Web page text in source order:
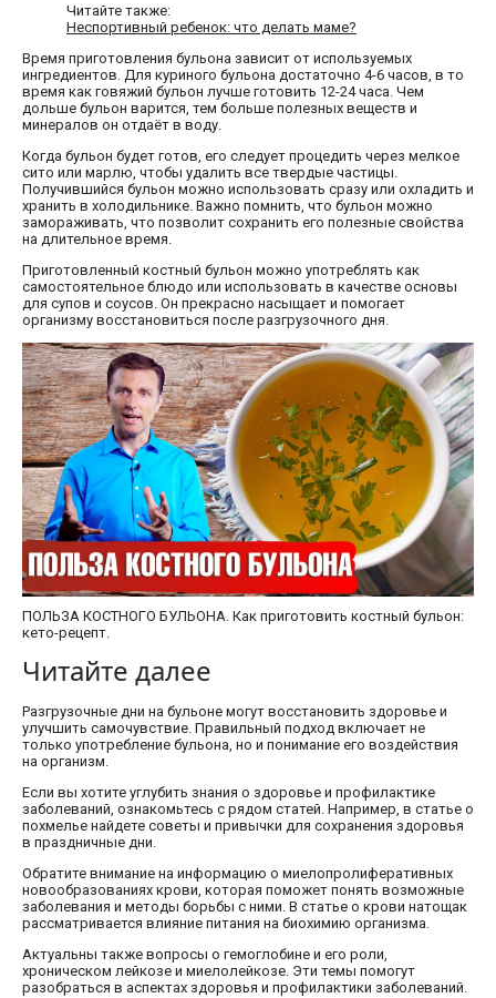
Читайте также:
Неспортивный ребенок: что делать маме?
Время приготовления бульона зависит от используемых
ингредиентов. Для куриного бульона достаточно 4-6 часов, в то
время как говяжий бульон лучше готовить 12-24 часа. Чем
дольше бульон варится, тем больше полезных веществ и
минералов он отдаёт в воду.
Когда бульон будет готов, его следует процедить через мелкое
сито или марлю, чтобы удалить все твердые частицы.
Получившийся бульон можно использовать сразу или охладить и
хранить в холодильнике. Важно помнить, что бульон можно
замораживать, что позволит сохранить его полезные свойства
на длительное время.
Приготовленный костный бульон можно употреблять как
самостоятельное блюдо или использовать в качестве основы
для супов и соусов. Он прекрасно насыщает и помогает
организму восстановиться после разгрузочного дня.
ПОЛЬЗА КОСТНОГО БУЛЬОНА. Как приготовить костный бульон:
кето-рецепт.
Читайте далее
Разгрузочные дни на бульоне могут восстановить здоровье и
улучшить самочувствие. Правильный подход включает не
только употребление бульона, но и понимание его воздействия
на организм.
Если вы хотите углубить знания о здоровье и профилактике
заболеваний, ознакомьтесь с рядом статей. Например, в статье о
похмелье найдете советы и привычки для сохранения здоровья
в праздничные дни.
Обратите внимание на информацию о миелопролиферативных
новообразованиях крови, которая поможет понять возможные
заболевания и методы борьбы с ними. В статье о крови натощак
рассматривается влияние питания на биохимию организма.
Актуальны также вопросы о гемоглобине и его роли,
хроническом лейкозе и миелолейкозе. Эти темы помогут
разобраться в аспектах здоровья и профилактики заболеваний.